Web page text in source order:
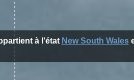
à l'état New South Wales